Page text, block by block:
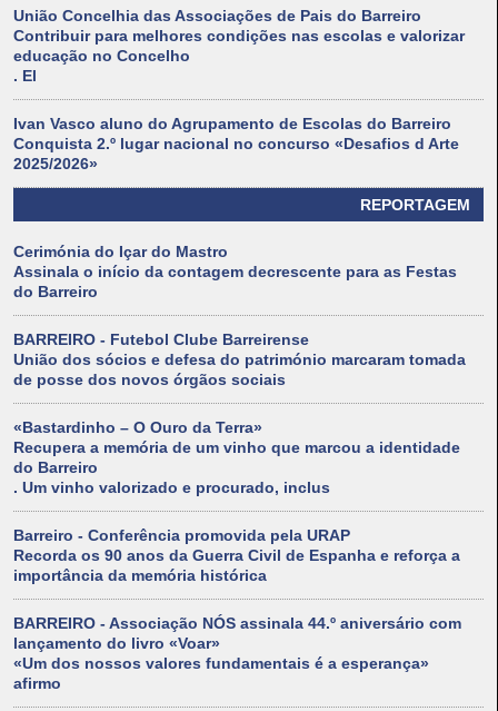
União Concelhia das Associações de Pais do Barreiro
Contribuir para melhores condições nas escolas e valorizar
educação no Concelho
. El
Ivan Vasco aluno do Agrupamento de Escolas do Barreiro
Conquista 2.º lugar nacional no concurso «Desafios d Arte
2025/2026»
REPORTAGEM
Cerimónia do Içar do Mastro
Assinala o início da contagem decrescente para as Festas
do Barreiro
BARREIRO - Futebol Clube Barreirense
União dos sócios e defesa do património marcaram tomada
de posse dos novos órgãos sociais
«Bastardinho – O Ouro da Terra»
Recupera a memória de um vinho que marcou a identidade
do Barreiro
. Um vinho valorizado e procurado, inclus
Barreiro - Conferência promovida pela URAP
Recorda os 90 anos da Guerra Civil de Espanha e reforça a
importância da memória histórica
BARREIRO - Associação NÓS assinala 44.º aniversário com
lançamento do livro «Voar»
«Um dos nossos valores fundamentais é a esperança»
afirmo